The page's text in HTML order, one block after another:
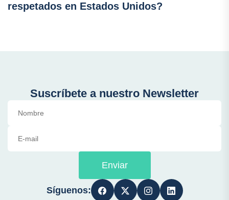
respetados en Estados Unidos?
Suscríbete a nuestro Newsletter
Enviar
Síguenos: